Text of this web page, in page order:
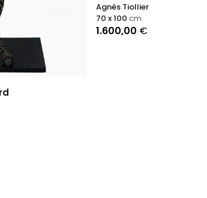
Agnès Tiollier
1.600,00 €
70 x 100 cm